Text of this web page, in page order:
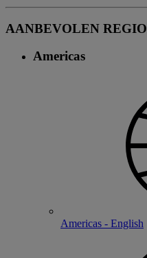
AANBEVOLEN REGIO
Americas
Americas - English